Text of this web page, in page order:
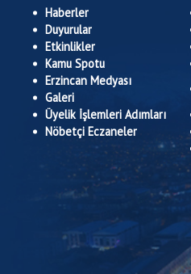
Haberler
Duyurular
Etkinlikler
Kamu Spotu
Erzincan Medyası
Galeri
Üyelik İşlemleri Adımları
Nöbetçi Eczaneler